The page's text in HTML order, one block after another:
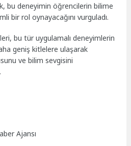
bu deneyimin öğrencilerin bilime
bir rol oynayacağını vurguladı.
bu tür uygulamalı deneyimlerin
geniş kitlelere ulaşarak
ve bilim sevgisini
Ajansı